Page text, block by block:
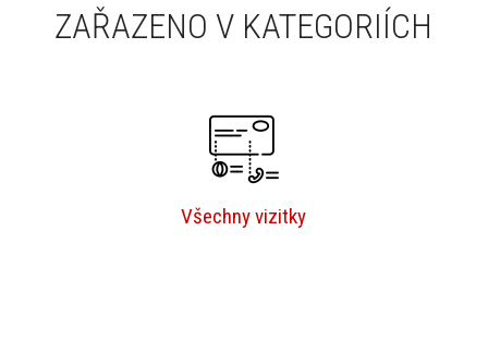
ZAŘAZENO V KATEGORIÍCH
Všechny vizitky